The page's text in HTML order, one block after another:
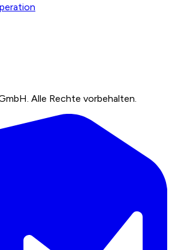
Alle Rechte vorbehalten.